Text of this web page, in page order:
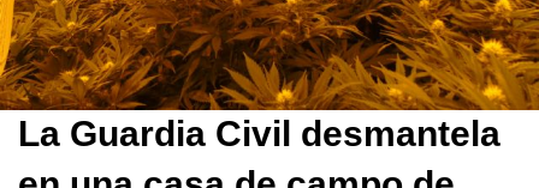
La Guardia Civil desmantela